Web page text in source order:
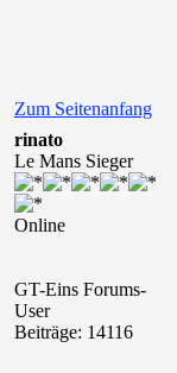
Zum Seitenanfang
rinato
Le Mans Sieger
Online
GT-Eins Forums-
User
Beiträge: 14116